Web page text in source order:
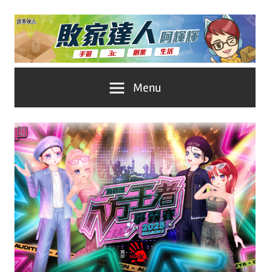
Skip
content
家
達
人
推
薦
No.1
遊
戲
科
技
自
媒
體。
Menu